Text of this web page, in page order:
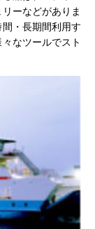
ーなどがありま
・長期間利用す
なツールでスト